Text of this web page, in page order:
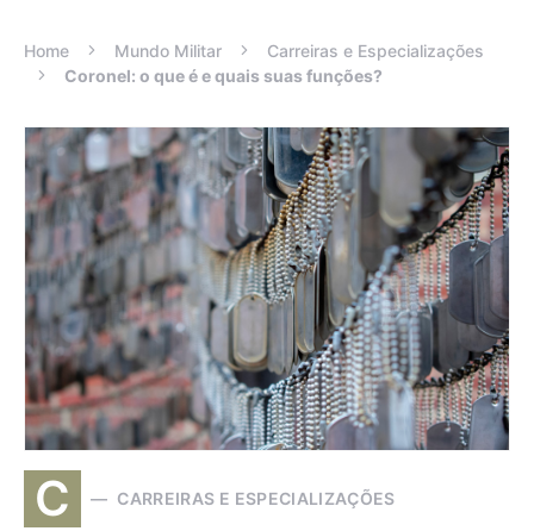
Home Mundo Militar
Carreiras e Especializações
Coronel: o que é e quais suas funções?
C CARREIRAS E ESPECIALIZAÇÕES